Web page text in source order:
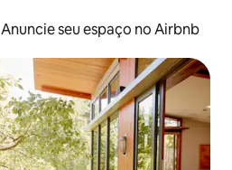
Anuncie seu espaço no Airbnb